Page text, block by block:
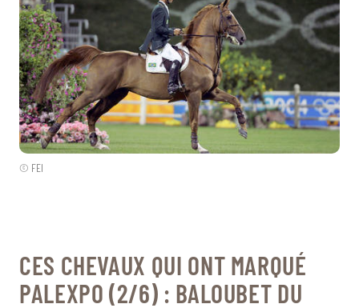
© FEI
CES CHEVAUX QUI ONT MARQUÉ
PALEXPO (2/6) : BALOUBET DU